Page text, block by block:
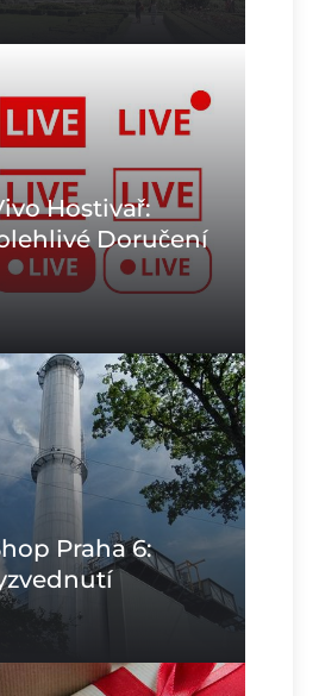
Hostivař:
Doručení
Praha 6: